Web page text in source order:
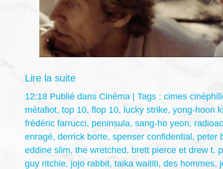
Lire la suite
12:18 Publié dans Cinéma | Tags : cimes
métafiot, top 10, flop 10, lucky strike, yong-hoon
frédéric farrucci, peninsula, sang-ho yeon,
enragé, derrick borte, spenser confidential, peter
eddine slim, the wretched, brett pierce et drew t.
guy ritchie, jojo rabbit, taika waititi, des hommes,